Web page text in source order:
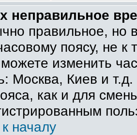
неправильное
правильное, но
поясу, не
изменить
Москва, Киев и
как и для
началу